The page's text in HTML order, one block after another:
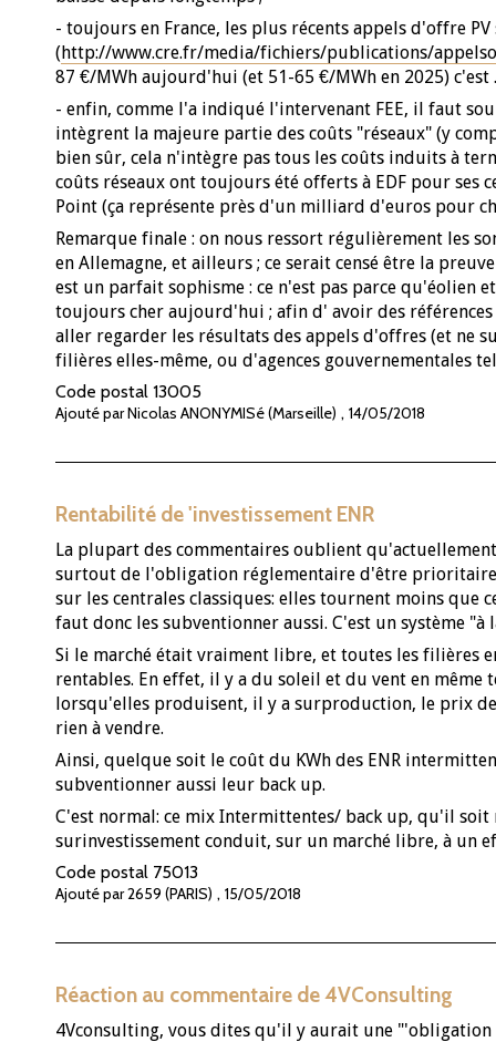
- toujours en France, les plus récents appels d'offre
(http://www.cre.fr/media/fichiers/publications/
87 €/MWh aujourd'hui (et 51-65 €/MWh en 2025) c'est
- enfin, comme l'a indiqué l'intervenant FEE, il faut
intègrent la majeure partie des coûts "réseaux" (y
bien sûr, cela n'intègre pas tous les coûts induits à
coûts réseaux ont toujours été offerts à EDF pour ses
Point (ça représente près d'un milliard d'euros pour
Remarque finale : on nous ressort régulièrement les
en Allemagne, et ailleurs ; ce serait censé être la
est un parfait sophisme : ce n'est pas parce qu'éolien
toujours cher aujourd'hui ; afin d' avoir des
aller regarder les résultats des appels d'offres (et ne
filières elles-même, ou d'agences gouvernementales
Code postal 13005
Ajouté par Nicolas ANONYMISé (Marseille) , 14/05/2018
Rentabilité de 'investissement ENR
La plupart des commentaires oublient
surtout de l'obligation réglementaire d'être prioritaire
sur les centrales classiques: elles tournent moins
faut donc les subventionner aussi. C'est un système "à
Si le marché était vraiment libre, et toutes les filières
rentables. En effet, il y a du soleil et du vent en
lorsqu'elles produisent, il y a surproduction, le prix
rien à vendre.
Ainsi, quelque soit le coût du KWh des ENR
subventionner aussi leur back up.
C'est normal: ce mix Intermittentes/ back up, qu'il
surinvestissement conduit, sur un marché libre, à un
Code postal 75013
Ajouté par 2659 (PARIS) , 15/05/2018
Réaction au commentaire de 4VConsulting
4Vconsulting, vous dites qu'il y aurait une